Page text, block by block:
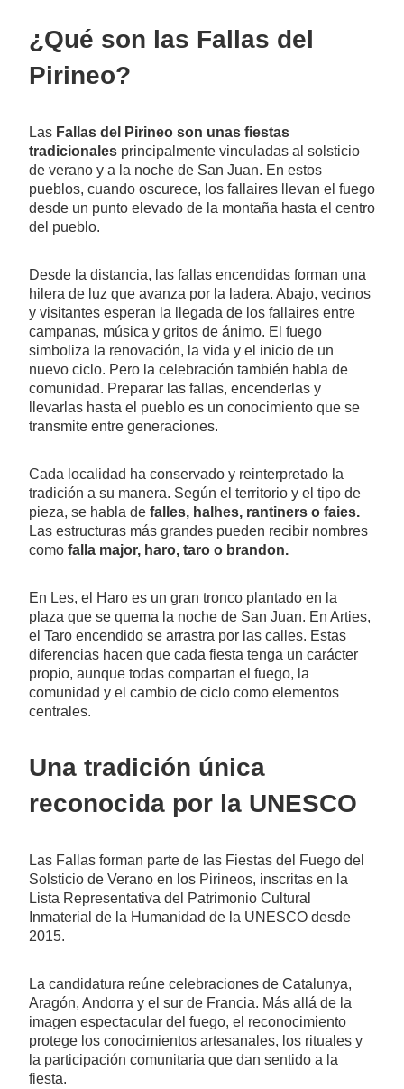
¿Qué son las Fallas del
Pirineo?
Las Fallas del Pirineo son unas fiestas
tradicionales principalmente vinculadas al solsticio
de verano y a la noche de San Juan. En estos
pueblos, cuando oscurece, los fallaires llevan el fuego
desde un punto elevado de la montaña hasta el centro
del pueblo.
Desde la distancia, las fallas encendidas forman una
hilera de luz que avanza por la ladera. Abajo, vecinos
y visitantes esperan la llegada de los fallaires entre
campanas, música y gritos de ánimo. El fuego
simboliza la renovación, la vida y el inicio de un
nuevo ciclo. Pero la celebración también habla de
comunidad. Preparar las fallas, encenderlas y
llevarlas hasta el pueblo es un conocimiento que se
transmite entre generaciones.
Cada localidad ha conservado y reinterpretado la
tradición a su manera. Según el territorio y el tipo de
pieza, se habla de falles, halhes, rantiners o faies.
Las estructuras más grandes pueden recibir nombres
como falla major, haro, taro o brandon.
En Les, el Haro es un gran tronco plantado en la
plaza que se quema la noche de San Juan. En Arties,
el Taro encendido se arrastra por las calles. Estas
diferencias hacen que cada fiesta tenga un carácter
propio, aunque todas compartan el fuego, la
comunidad y el cambio de ciclo como elementos
centrales.
Una tradición única
reconocida por la UNESCO
Las Fallas forman parte de las Fiestas del Fuego del
Solsticio de Verano en los Pirineos, inscritas en la
Lista Representativa del Patrimonio Cultural
Inmaterial de la Humanidad de la UNESCO desde
2015.
La candidatura reúne celebraciones de Catalunya,
Aragón, Andorra y el sur de Francia. Más allá de la
imagen espectacular del fuego, el reconocimiento
protege los conocimientos artesanales, los rituales y
la participación comunitaria que dan sentido a la
fiesta.